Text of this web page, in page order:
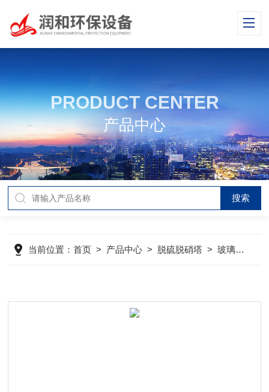
PRODUCT CENTER
产品中心
当前位置：首页 > 产品中心 > 脱硫脱硝塔 >玻璃钢脱硫塔